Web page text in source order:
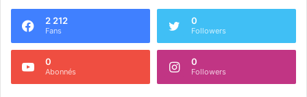
2 212
Fans
0
Followers
0
Abonnés
0
Followers